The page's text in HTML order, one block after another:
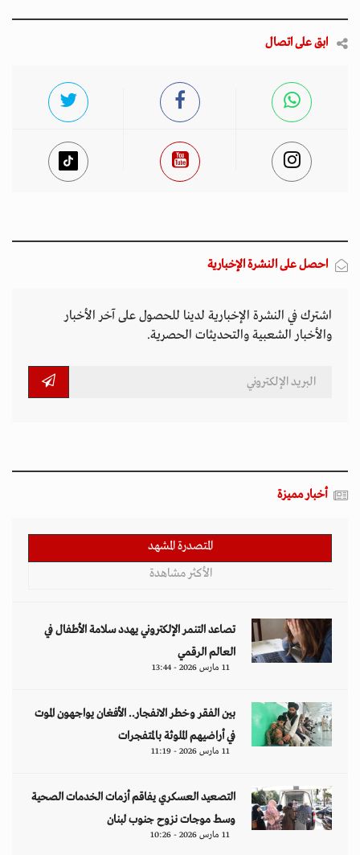
ابق على اتصال
احصل على النشرة الإخبارية
اشترك في النشرة الإخبارية لدينا للحصول على آخر الأخبار
والأخبار الشعبية والتحديثات الحصرية.
أخبار مميزة
المتصدرة المشهد
الأكثر مشاهدة
تصاعد التنمر الإلكتروني يهدد سلامة الأطفال في
العالم الرقمي
11 مارس 2026 - 13:44
بين الفقر وخطر الانفجار.. الأفغان يواجهون الموت
في أراضيهم الملوثة بالمتفجرات
11 مارس 2026 - 11:19
التصعيد العسكري يفاقم أزمات الخدمات الصحية
وسط موجات نزوح جنوب لبنان
11 مارس 2026 - 10:26